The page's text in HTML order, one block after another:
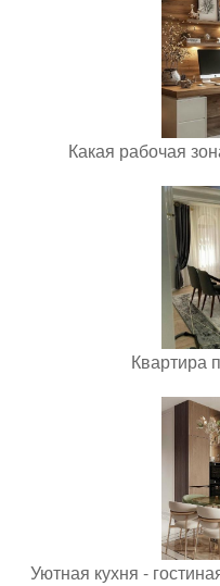
Какая рабочая
Квартира
Уютная кухня -